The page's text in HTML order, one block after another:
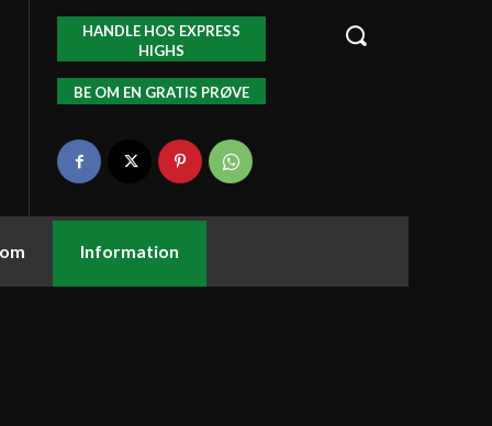
HANDLE HOS EXPRESS
HIGHS
BE OM EN GRATIS PRØVE
Information